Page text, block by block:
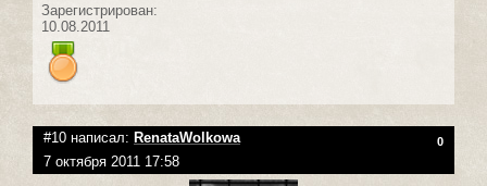
Зарегистрирован:
10.08.2011
#10 написал: RenataWolkowa 0
7 октября 2011 17:58